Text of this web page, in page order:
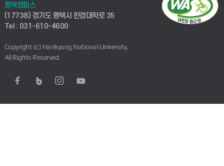
평택캠퍼스
(17738) 경기도 평택시 한경대학로 35
Tel : 031-610-4600
Copyright (c) Hankyong National University.
All Rights Reserved.